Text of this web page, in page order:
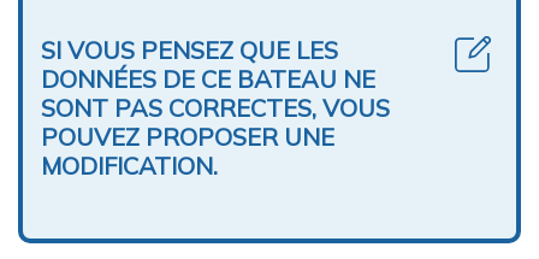
SI VOUS PENSEZ QUE LES
DONNÉES DE CE BATEAU NE
SONT PAS CORRECTES, VOUS
POUVEZ PROPOSER UNE
MODIFICATION.